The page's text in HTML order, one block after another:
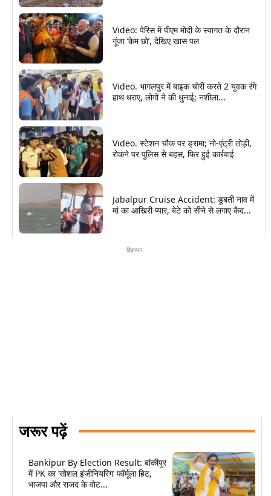
Video: पेरिस में पीएम मोदी के स्वागत के दौरान
गूंजा ‘केम छो’, देखिए खास पल
Video. भागलपुर में बाइक चोरी करते 2 युवक रंगे
हाथ धराए, लोगों ने की धुनाई; नशीला...
Video. स्टेशन चौक पर ड्रामा; नो-एंट्री तोड़ी,
रोकने पर पुलिस से बहस, फिर हुई कार्रवाई
Jabalpur Cruise Accident: डूबती नाव में
मां का आखिरी प्यार, बेटे को सीने से लगाए कैद...
विज्ञापन
जरूर पढ़ें
Bankipur By Election Result: बांकीपुर
में PK का ‘सोशल इंजीनियरिंग’ फॉर्मूला हिट,
भाजपा और राजद के वोट...